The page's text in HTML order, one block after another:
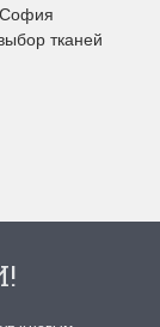
пополнение
София
тканей